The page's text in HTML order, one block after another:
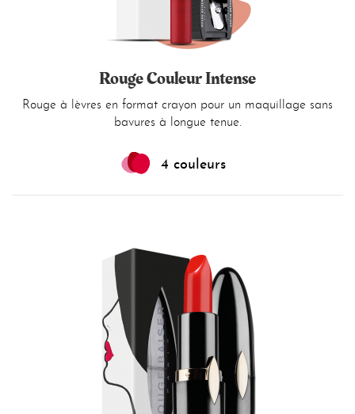
Rouge Couleur Intense
Rouge à lèvres en format crayon pour un maquillage sans
bavures à longue tenue.
4 couleurs